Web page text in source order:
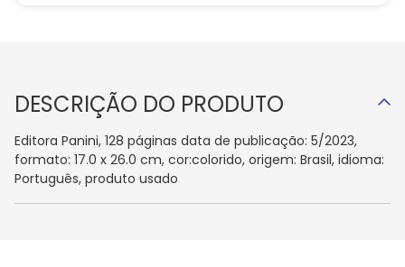
DESCRIÇÃO DO PRODUTO
Editora Panini, 128 páginas data de publicação: 5/2023,
formato: 17.0 x 26.0 cm, cor:colorido, origem: Brasil, idioma:
Português, produto usado